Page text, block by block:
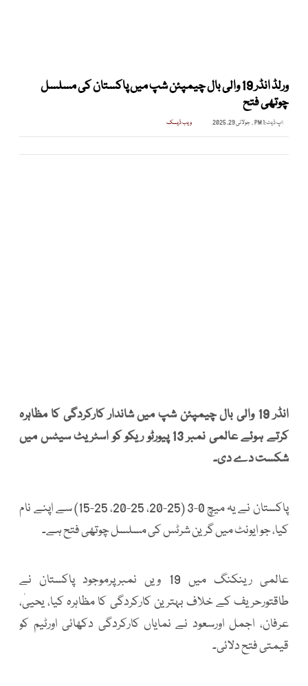
ورلڈ انڈر 19 والی بال چیمپئن شپ میں پاکستان کی مسلسل
چوتھی فتح
اپ ڈیٹ:1 PM , جولائی 29, 2025 ویب ڈیسک
انڈر 19 والی بال چیمپئن شپ میں شاندار کارکردگی کا مظاہرہ
کرتے ہوئے عالمی نمبر 13 پیورٹو ریکو کو اسٹریٹ سیٹس میں
شکست دے دی۔
پاکستان نے یہ میچ 0-3 (25-20، 25-20، 25-15) سے اپنے نام
کیا، جو ایونٹ میں گرین شرٹس کی مسلسل چوتھی فتح ہے۔
عالمی رینکنگ میں 19 ویں نمبرپرموجود پاکستان نے
طاقتورحریف کے خلاف بہترین کارکردگی کا مظاہرہ کیا، یحییٰ،
عرفان، اجمل اورسعود نے نمایاں کارکردگی دکھائی اورٹیم کو
قیمتی فتح دلائی۔